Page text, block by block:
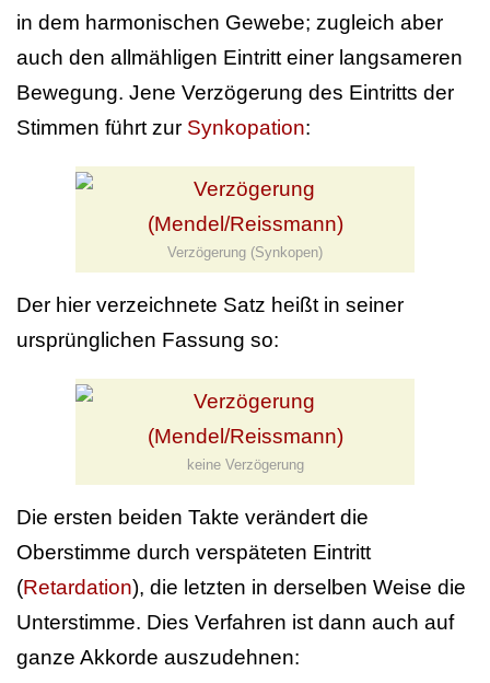
in dem harmonischen Gewebe; zugleich aber
auch den allmähligen Eintritt einer langsameren
Bewegung. Jene Verzögerung des Eintritts der
Stimmen führt zur Synkopation:
Verzögerung (Synkopen)
Der hier verzeichnete Satz heißt in seiner
ursprünglichen Fassung so:
keine Verzögerung
Die ersten beiden Takte verändert die
Oberstimme durch verspäteten Eintritt
(Retardation), die letzten in derselben Weise die
Unterstimme. Dies Verfahren ist dann auch auf
ganze Akkorde auszudehnen: